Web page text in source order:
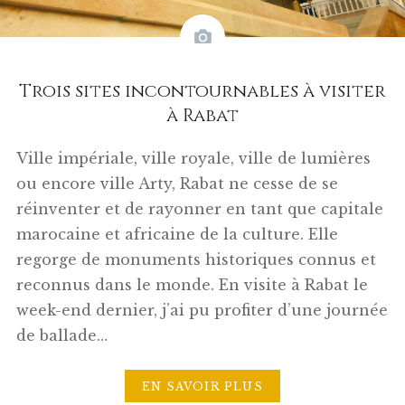
Trois sites incontournables à visiter
à Rabat
Ville impériale, ville royale, ville de lumières
ou encore ville Arty, Rabat ne cesse de se
réinventer et de rayonner en tant que capitale
marocaine et africaine de la culture. Elle
regorge de monuments historiques connus et
reconnus dans le monde. En visite à Rabat le
week-end dernier, j’ai pu profiter d’une journée
de ballade…
EN SAVOIR PLUS